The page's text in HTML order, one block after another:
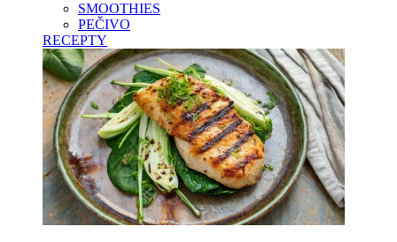
SMOOTHIES
PEČIVO
RECEPTY